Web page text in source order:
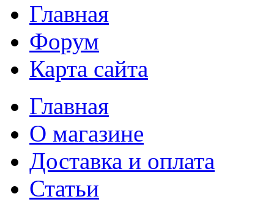
Главная
Форум
Карта сайта
Главная
О магазине
Доставка и оплата
Статьи